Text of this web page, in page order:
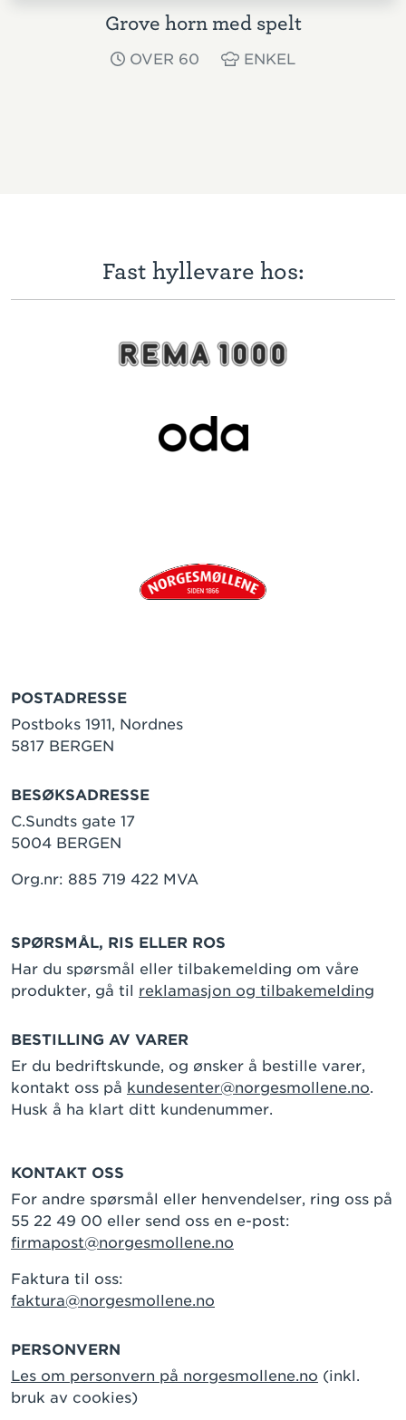
Grove horn med spelt
OVER 60 ENKEL
Fast hyllevare hos:
POSTADRESSE
Postboks 1911, Nordnes
5817 BERGEN
BESØKSADRESSE
C.Sundts gate 17
5004 BERGEN
Org.nr: 885 719 422 MVA
SPØRSMÅL, RIS ELLER ROS
Har du spørsmål eller tilbakemelding om våre
produkter, gå til reklamasjon og tilbakemelding
BESTILLING AV VARER
Er du bedriftskunde, og ønsker å bestille varer,
kontakt oss på kundesenter@norgesmollene.no.
Husk å ha klart ditt kundenummer.
KONTAKT OSS
For andre spørsmål eller henvendelser, ring oss på
55 22 49 00 eller send oss en e-post:
firmapost@norgesmollene.no
Faktura til oss:
faktura@norgesmollene.no
PERSONVERN
Les om personvern på norgesmollene.no (inkl.
bruk av cookies)